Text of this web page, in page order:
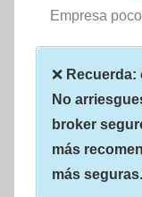
Empresa
❌ Recuerda:
No
broker
más
más seguras.